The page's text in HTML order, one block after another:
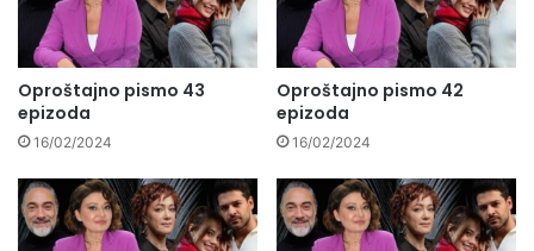
Oproštajno pismo 43
epizoda
16/02/2024
Oproštajno pismo 42
epizoda
16/02/2024